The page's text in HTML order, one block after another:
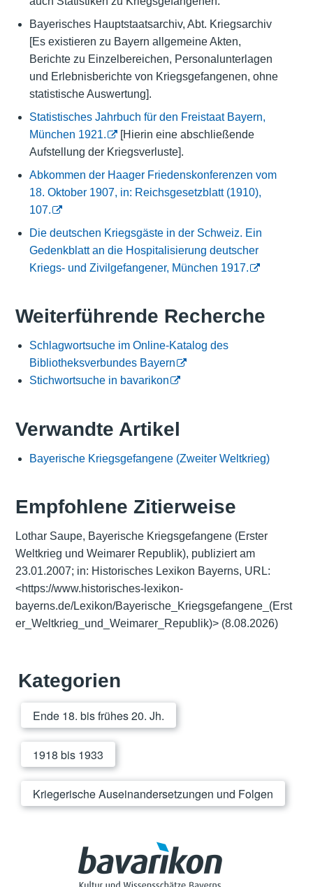
Bayerisches Hauptstaatsarchiv, Abt. Kriegsarchiv
[Es existieren zu Bayern allgemeine Akten,
Berichte zu Einzelbereichen, Personalunterlagen
und Erlebnisberichte von Kriegsgefangenen, ohne
statistische Auswertung].
Statistisches Jahrbuch für den Freistaat Bayern,
München 1921.
[Hierin eine abschließende
Aufstellung der Kriegsverluste].
Abkommen der Haager Friedenskonferenzen vom
18. Oktober 1907, in: Reichsgesetzblatt (1910),
107.
Die deutschen Kriegsgäste in der Schweiz. Ein
Gedenkblatt an die Hospitalisierung deutscher
Kriegs- und Zivilgefangener, München 1917.
Weiterführende Recherche
Schlagwortsuche im Online-Katalog des
Bibliotheksverbundes Bayern
Stichwortsuche in bavarikon
Verwandte Artikel
Bayerische Kriegsgefangene (Zweiter Weltkrieg)
Empfohlene Zitierweise
Lothar Saupe, Bayerische Kriegsgefangene (Erster
Weltkrieg und Weimarer Republik), publiziert am
23.01.2007; in: Historisches Lexikon Bayerns, URL:
<https://www.historisches-lexikon-
bayerns.de/Lexikon/Bayerische_Kriegsgefangene_(Erst
er_Weltkrieg_und_Weimarer_Republik)>(8.08.2026)
Kategorien
Ende 18. bis frühes 20. Jh.
1918 bis 1933
Kriegerische Auseinandersetzungen und Folgen